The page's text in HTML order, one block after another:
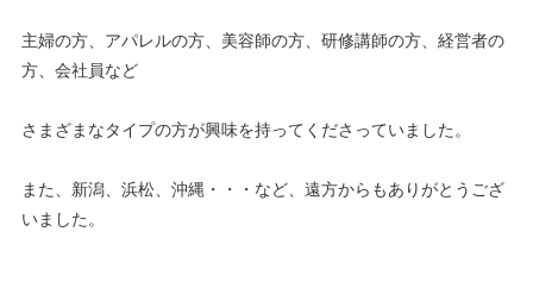
主婦の方、アパレルの方、美容師の方、研修講師の方、経営者の
方、会社員など
さまざまなタイプの方が興味を持ってくださっていました。
また、新潟、浜松、沖縄・・・など、遠方からもありがとうござ
いました。